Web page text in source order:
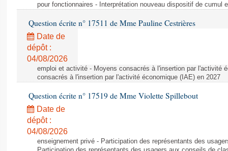
pour fonctionnaires - Interprétation nouveau dispositif de cumul
Question écrite n° 17511 de Mme Pauline Cestrières
Date de
dépôt :
04/08/2026
emploi et activité - Moyens consacrés à l'insertion par l'activité
consacrés à l'insertion par l'activité économique (IAE) en 2027
Question écrite n° 17519 de Mme Violette Spillebout
Date de
dépôt :
04/08/2026
enseignement privé - Participation des représentants des